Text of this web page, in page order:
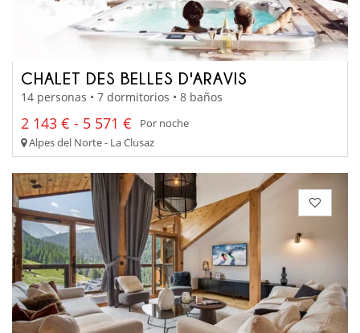
CHALET DES BELLES D'ARAVIS
14 personas • 7 dormitorios • 8 baños
2 143 € - 5 571 €
Por noche
Alpes del Norte - La Clusaz